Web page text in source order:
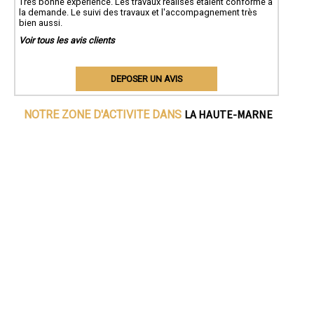
la demande. Le suivi des travaux et l'accompagnement très
bien aussi.
Voir tous les avis clients
DEPOSER UN AVIS
NOTRE ZONE D'ACTIVITE DANS LA HAUTE-MARNE